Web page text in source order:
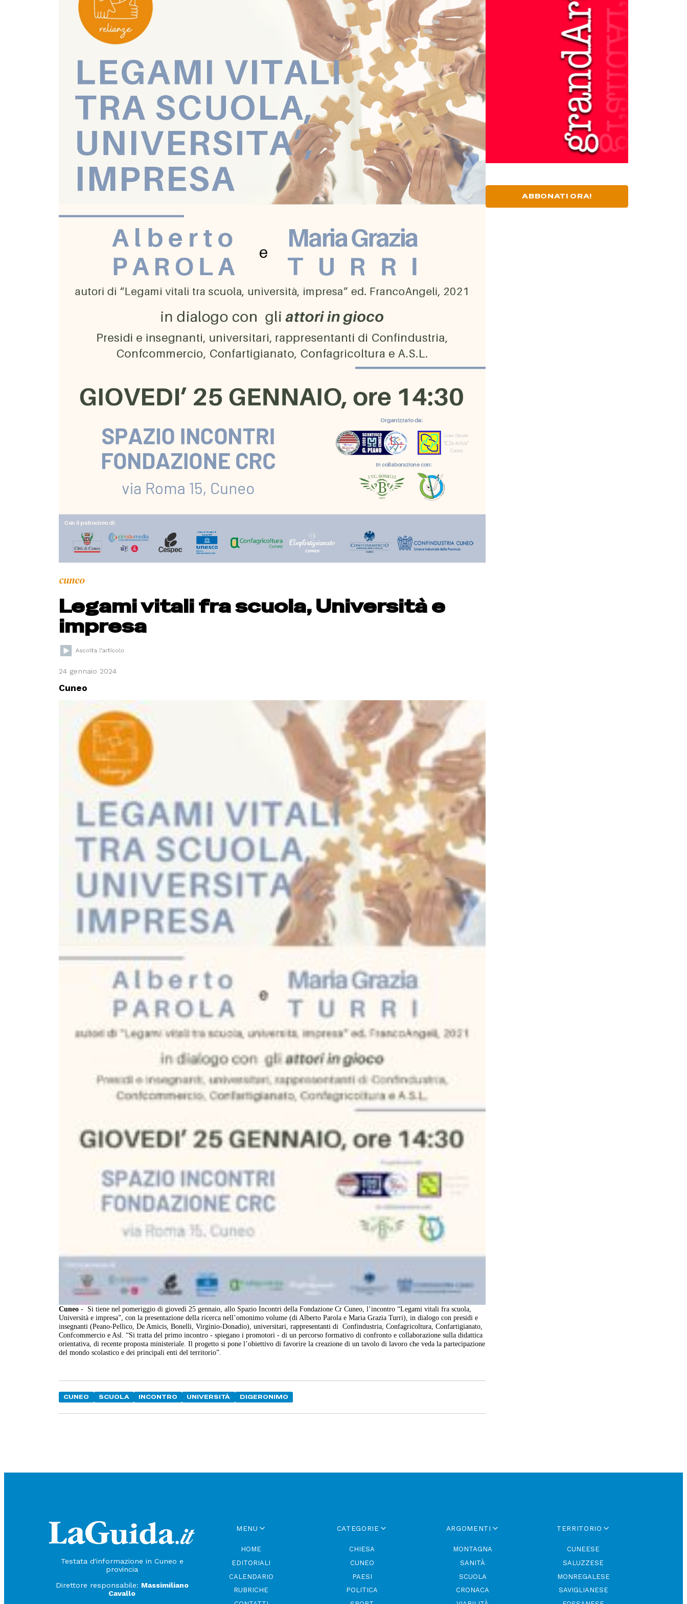
cuneo
Legami vitali fra scuola, Università e
impresa
24 gennaio 2024
Cuneo
Cuneo - Si tiene nel pomeriggio di giovedì 25 gennaio, allo Spazio Incontri della Fondazione Cr Cuneo, l’incontro “Legami vitali fra scuola,
Università e impresa”, con la presentazione della ricerca nell’omonimo volume (di Alberto Parola e Maria Grazia Turri), in dialogo con presidi e
insegnanti (Peano-Pellico, De Amicis, Bonelli, Virginio-Donadio), universitari, rappresentanti di Confindustria, Confagricoltura, Confartigianato,
Confcommercio e Asl. “Si tratta del primo incontro - spiegano i promotori - di un percorso formativo di confronto e collaborazione sulla didattica
orientativa, di recente proposta ministeriale. Il progetto si pone l’obiettivo di favorire la creazione di un tavolo di lavoro che veda la partecipazione
del mondo scolastico e dei principali enti del territorio”.
CUNEO SCUOLA INCONTRO UNIVERSITÀ DIGERONIMO
ABBONATI ORA!
Testata d'informazione in Cuneo e
provincia
Direttore responsabile: Massimiliano
Cavallo
MENU
HOME
EDITORIALI
CALENDARIO
RUBRICHE
CATEGORIE
CHIESA
CUNEO
PAESI
POLITICA
ARGOMENTI
MONTAGNA
SANITÀ
SCUOLA
CRONACA
TERRITORIO
CUNEESE
SALUZZESE
MONREGALESE
SAVIGLIANESE